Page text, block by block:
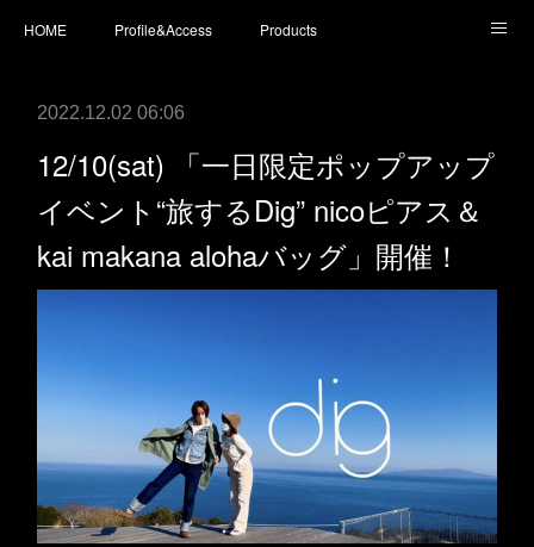
HOME Profile&Access Products
2022.12.02 06:06
12/10(sat) 「一日限定ポップアップ
イベント“旅するDig” nicoピアス＆
kai makana alohaバッグ」開催！